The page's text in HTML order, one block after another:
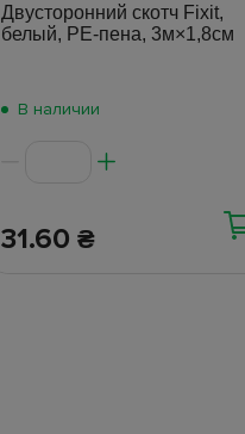
Двусторонний скотч Fixit,
белый, PE-пена, 3м×1,8см
В наличии
31.60 ₴